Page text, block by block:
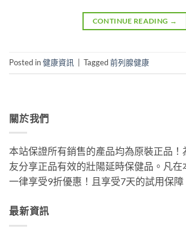
CONTINUE READING →
Posted in健康資訊 Tagged前列腺健康
關於我們
本站保證所有銷售的產品均為原裝正品！
友分享正品有效的壯陽延時保健品。凡在
一律享受9折優惠！且享受7天的試用保障
最新資訊